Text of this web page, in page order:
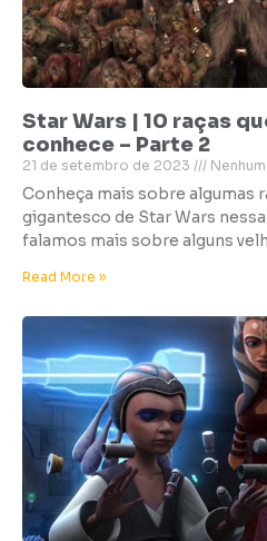
Star Wars | 10 raças
conhece – Parte 2
21 de setembro de 2023
Conheça mais sobre algumas
gigantesco de Star Wars
falamos mais sobre alguns
Read More »